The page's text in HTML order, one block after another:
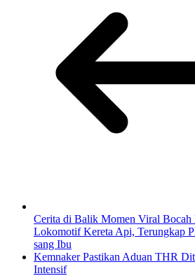
Cerita di Balik Momen Viral
Lokomotif Kereta Api, Terungkap
sang Ibu
Kemnaker Pastikan Aduan THR
Intensif